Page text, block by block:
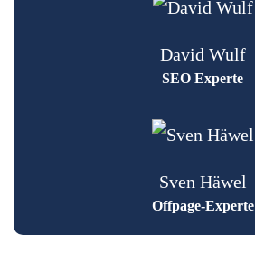
David Wulf
SEO Experte
Sven Häwel
Offpage-Experte